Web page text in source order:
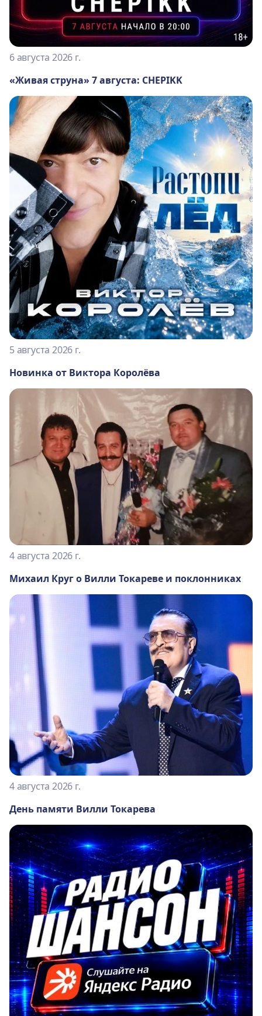
6 августа 2026 г.
«Живая струна» 7 августа: CHEPIKK
5 августа 2026 г.
Новинка от Виктора Королёва
4 августа 2026 г.
Михаил Круг о Вилли Токареве и поклонниках
4 августа 2026 г.
День памяти Вилли Токарева